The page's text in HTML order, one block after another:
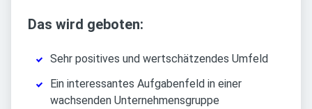
Das wird geboten:
Sehr positives und wertschätzendes Umfeld
Ein interessantes Aufgabenfeld in einer
wachsenden Unternehmensgruppe